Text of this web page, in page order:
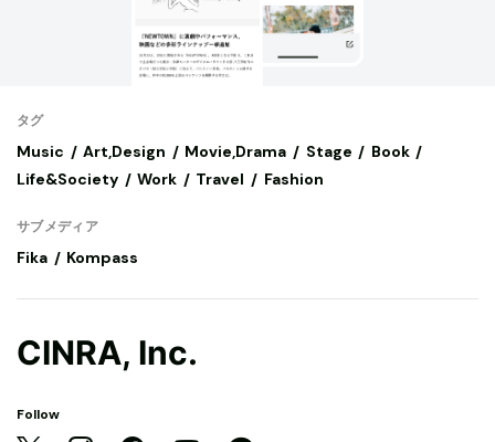
タグ
Music Art,Design Movie,Drama Stage
Book
Life&Society
Work Travel Fashion
サブメディア
Fika Kompass
CINRA, Inc.
Follow